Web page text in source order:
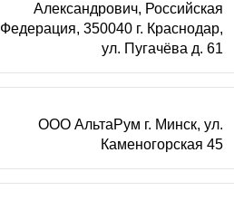
Александрович, Российская
Федерация, 350040 г. Краснодар,
ул. Пугачёва д. 61
ООО АльтаРум г. Минск, ул.
Каменогорская 45